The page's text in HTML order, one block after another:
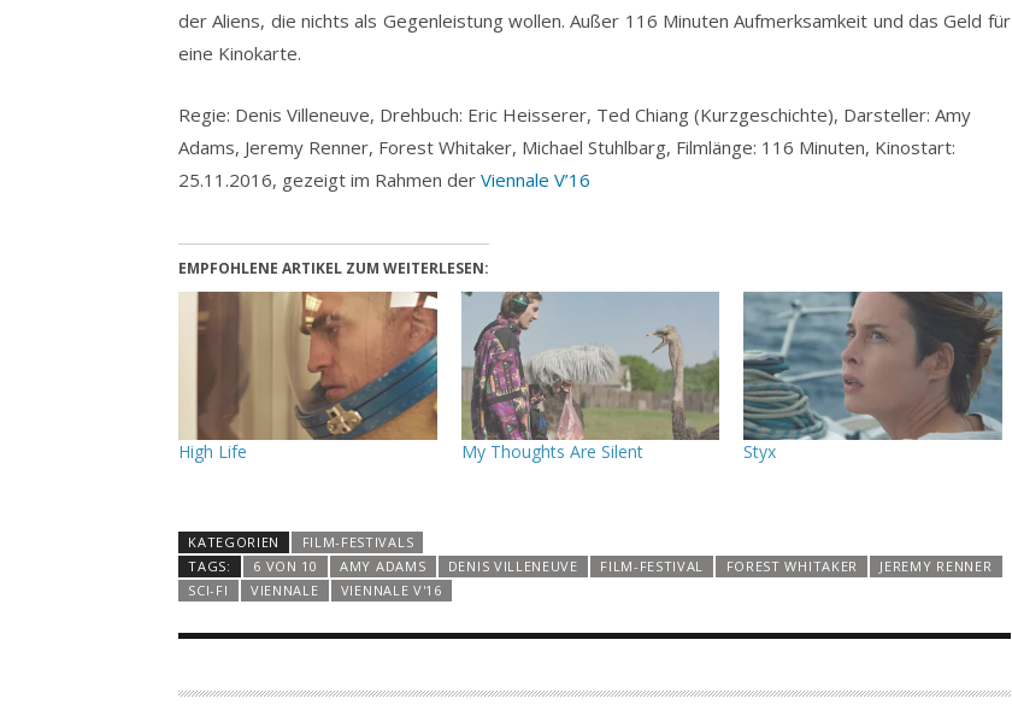
der Aliens, die nichts als Gegenleistung wollen. Außer 116 Minuten Aufmerksamkeit und das Geld für
eine Kinokarte.
Regie: Denis Villeneuve, Drehbuch: Eric Heisserer, Ted Chiang (Kurzgeschichte), Darsteller: Amy
Adams, Jeremy Renner, Forest Whitaker, Michael Stuhlbarg, Filmlänge: 116 Minuten, Kinostart:
25.11.2016, gezeigt im Rahmen der Viennale V’16
EMPFOHLENE ARTIKEL ZUM WEITERLESEN:
High Life My Thoughts Are Silent Styx
KATEGORIEN
FILM-FESTIVALS
TAGS:
6 VON 10 AMY ADAMS DENIS VILLENEUVE FILM-FESTIVAL FOREST WHITAKER
JEREMY RENNER
SCI-FI
VIENNALE VIENNALE V'16